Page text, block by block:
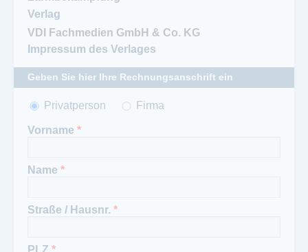
Verlag
Impressum des Verlages
Geben Sie hier Ihre Rechnungsanschrift ein
Anrede*
Privatperson Firma
Vorname *
Name *
Straße / Hausnr. *